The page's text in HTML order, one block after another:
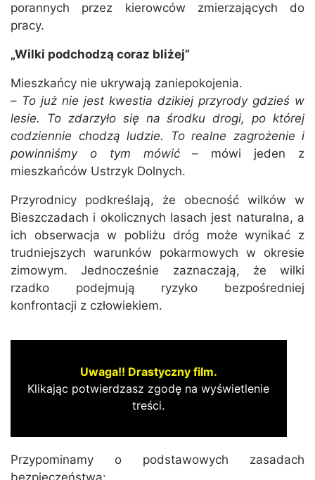
porannych przez kierowców zmierzających do
pracy.
„Wilki podchodzą coraz bliżej”
Mieszkańcy nie ukrywają zaniepokojenia.
– To już nie jest kwestia dzikiej przyrody gdzieś w
lesie. To zdarzyło się na środku drogi, po której
codziennie chodzą ludzie. To realne zagrożenie i
powinniśmy o tym mówić– mówi jeden z
mieszkańców Ustrzyk Dolnych.
Przyrodnicy podkreślają, że obecność wilków w
Bieszczadach i okolicznych lasach jest naturalna, a
ich obserwacja w pobliżu dróg może wynikać z
trudniejszych warunków pokarmowych w okresie
zimowym. Jednocześnie zaznaczają, że wilki
rzadko podejmują ryzyko bezpośredniej
konfrontacji z człowiekiem.
Uwaga!! Drastyczny film.
Klikając potwierdzasz zgodę na wyświetlenie
treści.
Przypominamy o podstawowych zasadach